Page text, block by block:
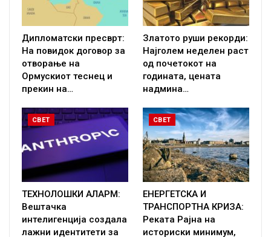
Дипломатски пресврт:
На повидок договор за
отворање на
Ормускиот теснец и
прекин на…
Златото руши рекорди:
Најголем неделен раст
од почетокот на
годината, цената
надмина…
СВЕТ
ТЕХНОЛОШКИ АЛАРМ:
Вештачка
интелигенција создала
лажни идентитети за
СВЕТ
ЕНЕРГЕТСКА И
ТРАНСПОРТНА КРИЗА:
Реката Рајна на
историски минимум,